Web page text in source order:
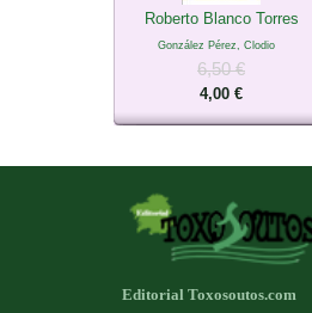
Roberto Blanco Torres
González Pérez, Clodio
6,50 €
4,00 €
Editorial Toxosoutos.com